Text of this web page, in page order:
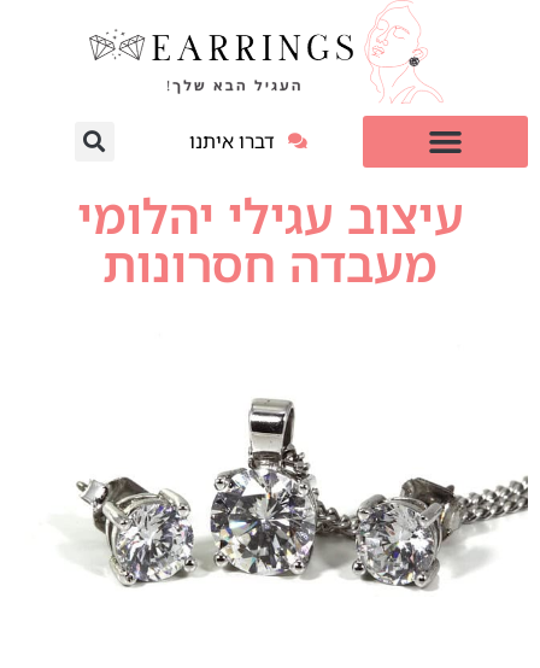
דברו איתנו
עיצוב עגילי יהלומי
מעבדה חסרונות